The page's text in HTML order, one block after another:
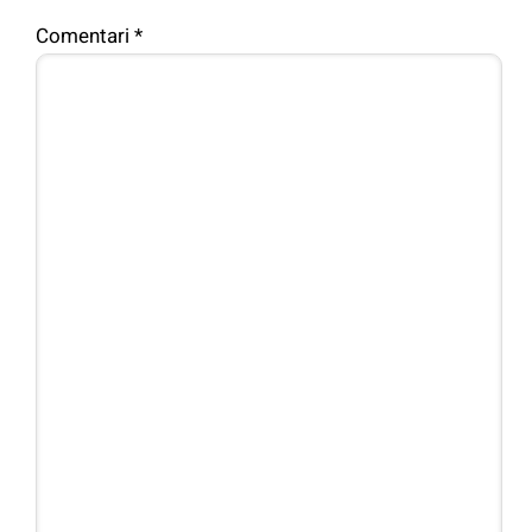
Comentari *